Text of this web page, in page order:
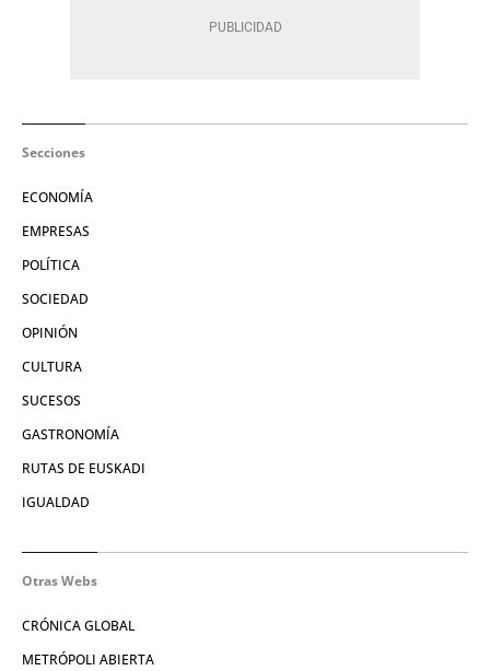
Secciones
ECONOMÍA
EMPRESAS
POLÍTICA
SOCIEDAD
OPINIÓN
CULTURA
SUCESOS
GASTRONOMÍA
RUTAS DE EUSKADI
IGUALDAD
Otras Webs
CRÓNICA GLOBAL
METRÓPOLI ABIERTA